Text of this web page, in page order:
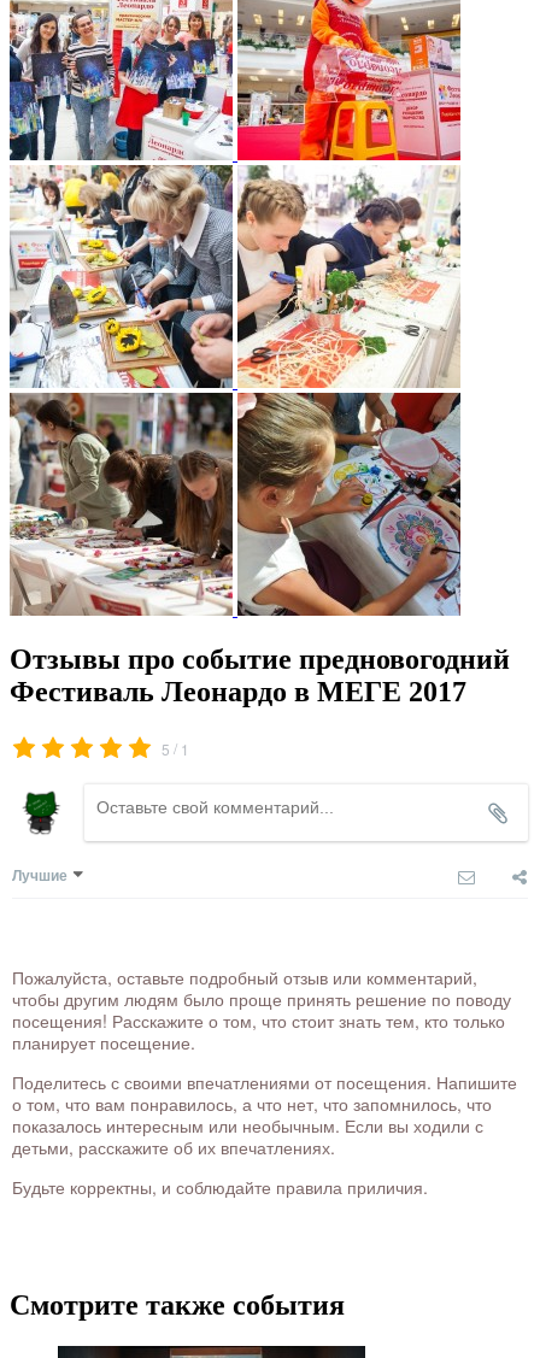
Отзывы про событие предновогодний
Фестиваль Леонардо в МЕГЕ 2017
5 / 1
Лучшие
Пожалуйста, оставьте подробный отзыв или комментарий,
чтобы другим людям было проще принять решение по поводу
посещения! Расскажите о том, что стоит знать тем, кто только
планирует посещение.
Поделитесь с своими впечатлениями от посещения. Напишите
о том, что вам понравилось, а что нет, что запомнилось, что
показалось интересным или необычным. Если вы ходили с
детьми, расскажите об их впечатлениях.
Будьте корректны, и соблюдайте правила приличия.
Смотрите также события